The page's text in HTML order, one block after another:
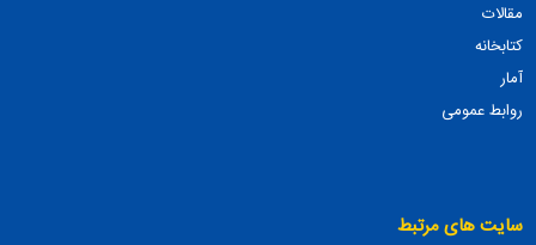
مقالات
کتابخانه
آمار
روابط عمومی
سایت های مرتبط